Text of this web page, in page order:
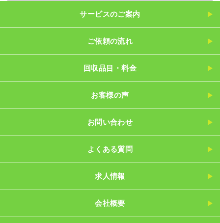
サービスのご案内
ご依頼の流れ
回収品目・料金
お客様の声
お問い合わせ
よくある質問
求人情報
会社概要